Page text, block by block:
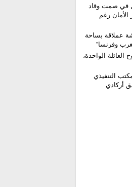
في صمت وقاد
رغم
عملاقة بساحة
وفرنسا”
الواحدة،
التنفيذي
أركادي